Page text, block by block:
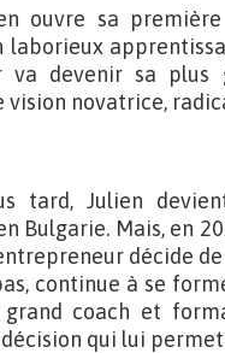
ouvre sa
laborieux
devenir sa plus
novatrice,
tard, Julien
Bulgarie. Mais, en
décide
continue à se
grand coach et
qui lui